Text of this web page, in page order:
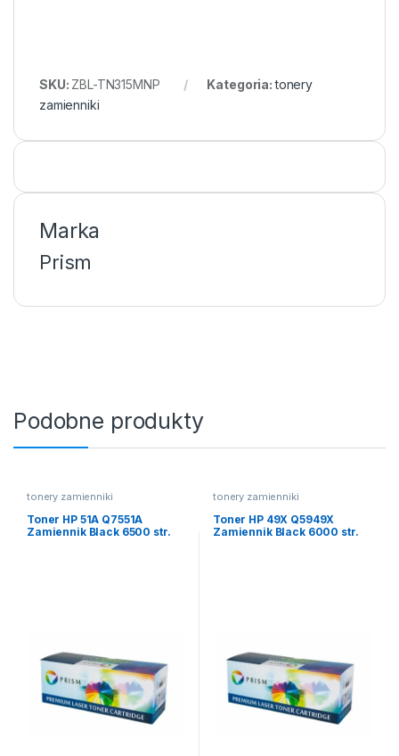
SKU: ZBL-TN315MNP Kategoria:tonery
zamienniki
Marka
Prism
Podobne produkty
tonery zamienniki
Toner HP 51A Q7551A
Zamiennik Black 6500 str.
tonery zamienniki
Toner HP 49X Q5949X
Zamiennik Black 6000 str.